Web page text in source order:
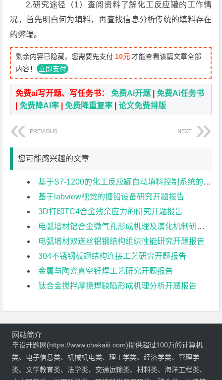
2.研究途径（1）查阅资料了解化工反应罐的工作情
况，首先明白何为填料，再查找信息分析传统的填料存在
的弊端。
剩余内容已隐藏，您需要先支付 10元 才能查看该篇文章全部
内容！ 立即支付
免费ai写开题、写任务书：免费Ai开题 |免费Ai任务书
|免费降AI率 |免费降重复率 |论文免费排版
PREVIOUS NEXT
您可能感兴趣的文章
基于S7-1200的化工反应罐自动填料控制系统的研究开题报告
基于labview视觉的搪铅设备研究开题报告
3D打印TC4合金残余应力的研究开题报告
电弧增材铝合金微气孔形成机理及演化机制研究开题报告
电弧增材双送丝铝钢结构组织性能研究开题报告
304不锈钢板翅结构连接工艺研究开题报告
金属与陶瓷真空钎焊工艺研究开题报告
钛合金搅拌摩擦焊缺陷形成机理分析开题报告
网站简介
毕设开题网(https://www.chakaiti.com)提供超过100万的计算机
类、电子信息类、机械机电类、理工学类、经济学类、管理学
类、文学教育类、法学类、交通运输类、材料类、海洋工程类、